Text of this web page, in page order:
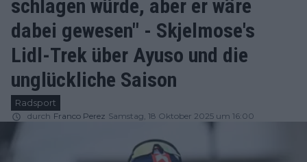
schlagen würde, aber er wäre
dabei gewesen" - Skjelmose's
Lidl-Trek über Ayuso und die
unglückliche Saison
Radsport
durch Franco Perez Samstag, 18 Oktober 2025 um 16:00